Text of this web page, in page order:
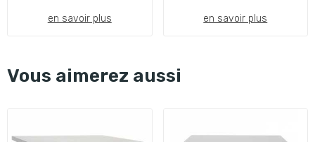
en savoir plus en savoir plus
Vous aimerez aussi